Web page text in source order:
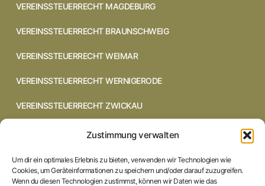
Zustimmung verwalten
Um dir ein optimales Erlebnis zu bieten, verwenden wir Technologien wie
Cookies, um Geräteinformationen zu speichern und/oder darauf zuzugreifen.
Wenn du diesen Technologien zustimmst, können wir Daten wie das
VEREINSSTEUERRECHT MAGDEBURG
VEREINSSTEUERRECHT BRAUNSCHWEIG
VEREINSSTEUERRECHT WEIMAR
VEREINSSTEUERRECHT WERNIGERODE
VEREINSSTEUERRECHT ZWICKAU
VEREINSSTEUERRECHT CHEMNITZ
VEREINSSTEUERRECHT DRESDEN
VEREINSSTEUERRECHT COTTBUS